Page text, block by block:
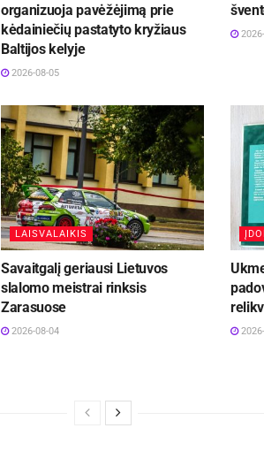
organizuoja pavėžėjimą prie
kėdainiečių pastatyto kryžiaus
Baltijos kelyje
2026-08-05
LAISVALAIKIS
Savaitgalį geriausi Lietuvos
slalomo meistrai rinksis
Zarasuose
2026-08-04